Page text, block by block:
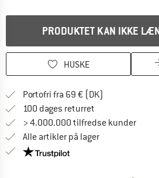
PRODUKTET KAN IKKE
HUSKE
Portofri fra 69 € (DK)
100 dages returret
> 4.000.000 tilfredse kunder
Alle artikler på lager
Vi er Trustpilot-